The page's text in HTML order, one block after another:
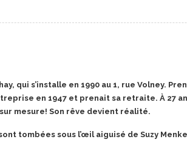
qui s’installe en 1990 au 1, rue Volney.
en 1947 et prenait sa retraite. À 27
mesure! Son rêve devient réalité.
tombées sous l’œil aiguisé de Suzy